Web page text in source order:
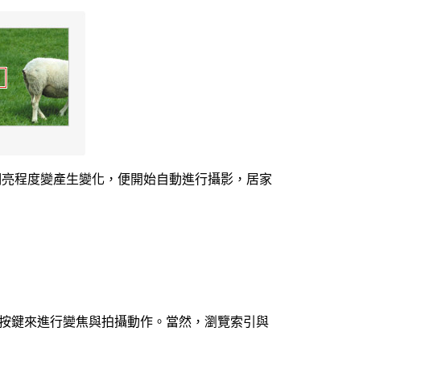
程度變產生變化，便開始自動進行攝影，居家
鍵來進行變焦與拍攝動作。當然，瀏覽索引與